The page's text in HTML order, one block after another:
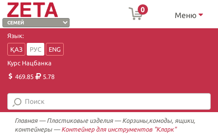
0
Меню
Язык:
ҚАЗ
РУС
ENG
Курс Нацбанка
469.85
5.78
Главная— Пластиковые изделия— Корзины,комоды, ящики,
контейнеры — Контейнер для инструментов "Кларк"